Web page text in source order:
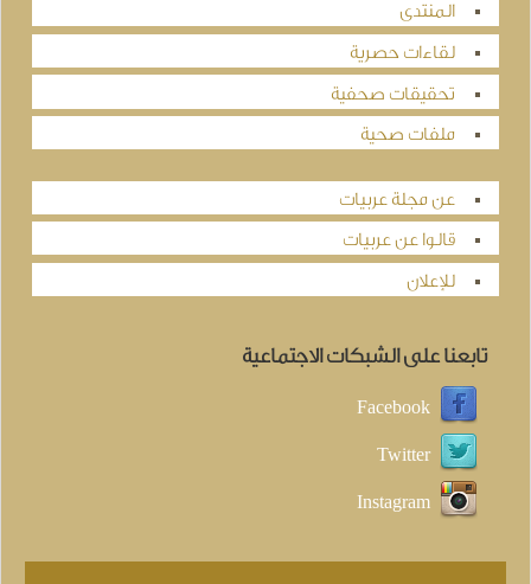
المنتدى
لقاءات حصرية
تحقيقات صحفية
ملفات صحية
عن مجلة عربيات
قالوا عن عربيات
للإعلان
تابعنا على الشبكات الاجتماعية
Facebook
Twitter
Instagram